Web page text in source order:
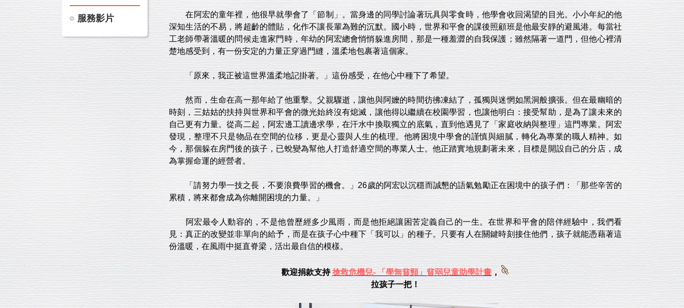
服務影片
在阿宏的童年裡，他很早就學會了「節制」。當身邊的同學討論著玩具與零食時，他學會收回渴望的目光。小小年紀的他
深知生活的不易，將超齡的體貼，化作不讓長輩為難的沉默。國小時，世界和平會的課後照顧班是他最安靜的避風港。每當社
工老師帶著溫暖的問候走進家門時，年幼的阿宏總會悄悄躲進房間，那是一種羞澀的自我保護；雖然隔著一道門，但他心裡清
楚地感受到，有一份安定的力量正穿過門縫，溫柔地包裹著這個家。
「原來，我正被這世界溫柔地記掛著。」這份感受，在他心中種下了希望。
然而，生命在高一那年給了他重擊。父親驟逝，讓他與阿嬤的時間彷彿凍結了，孤獨與迷惘如黑洞般擴張。但在最幽暗的
時刻，三姑姑的扶持與世界和平會的微光始終沒有熄滅，讓他得以繼續在校園學習，也讓他明白：接受幫助，是為了讓未來的
自己更有力量。從高二起，阿宏邊工讀邊求學，在汗水中換取獨立的底氣，直到他遇見了「家庭收納與整理」這門專業。阿宏
發現，整理不只是物品在空間的位移，更是心靈與人生的梳理。他將困境中學會的謹慎與細膩，轉化為專業的職人精神。如
今，那個躲在房門後的孩子，已蛻變為幫他人打造舒適空間的專業人士。他正踏實地規劃著未來，目標是開設自己的分店，成
為掌握命運的經營者。
「請努力學一技之長，不要浪費學習的機會。」26歲的阿宏以沉穩而誠懇的語氣勉勵正在困境中的孩子們：「那些辛苦的
累積，將來都會成為你離開困境的力量。」
阿宏最令人動容的，不是他曾歷經多少風雨，而是他拒絕讓困苦定義自己的一生。在世界和平會的陪伴經驗中，我們看
見：真正的改變並非單向的給予，而是在孩子心中種下「我可以」的種子。只要有人在關鍵時刻接住他們，孩子就能憑藉著這
份溫暖，在風雨中挺直脊梁，活出最自信的模樣。
歡迎捐款支持搶救危機兒- 「學無貧頸」貧弱兒童助學計畫，
拉孩子一把！